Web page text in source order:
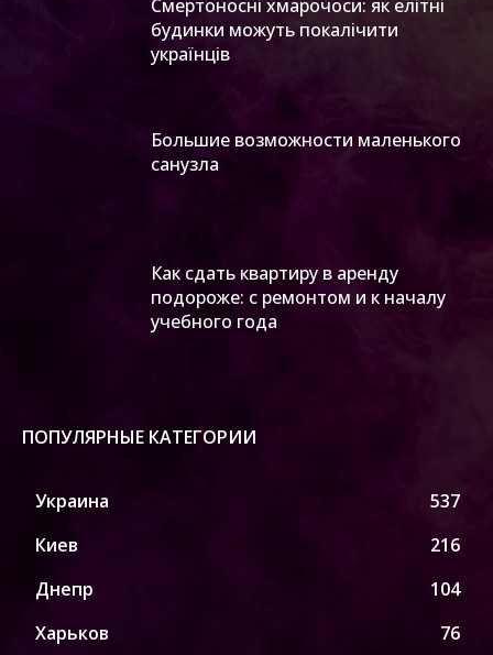
Смертоносні хмарочоси: як елітні
будинки можуть покалічити
українців
Большие возможности маленького
cанузла
Как сдать квартиру в аренду
подороже: с ремонтом и к началу
учебного года
ПОПУЛЯРНЫЕ КАТЕГОРИИ
Украина
537
Киев
216
Днепр
104
Харьков
76